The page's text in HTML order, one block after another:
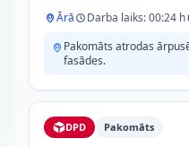
Ārā Darba laiks: 00:24 h
Pakomāts atrodas
fasādes.
DPD Pakomāts